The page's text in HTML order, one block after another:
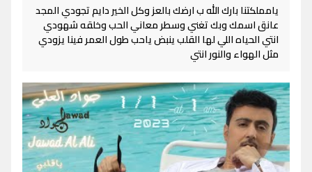
يامملكتنا بارك الله ب ارضك بالعز وكل الخير دايم تجودي المجد
عانق اسمك وبك تغني وسطر معاني الحب وخلقه شهودي
انتي الحياه اللي لها القلب ينبض ياحب طول العمر فينا يزودي
مثل الهواء والنور انتي